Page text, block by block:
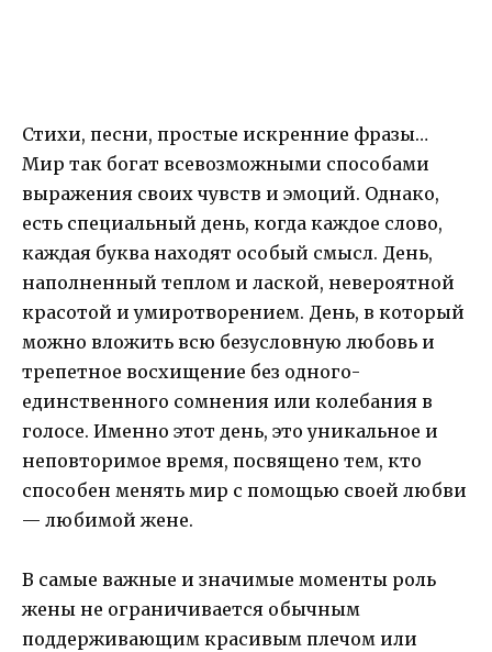
Стихи, песни, простые искренние фразы…
Мир так богат всевозможными способами
выражения своих чувств и эмоций. Однако,
есть специальный день, когда каждое слово,
каждая буква находят особый смысл. День,
наполненный теплом и лаской, невероятной
красотой и умиротворением. День, в который
можно вложить всю безусловную любовь и
трепетное восхищение без одного-
единственного сомнения или колебания в
голосе. Именно этот день, это уникальное и
неповторимое время, посвящено тем, кто
способен менять мир с помощью своей любви
— любимой жене.
В самые важные и значимые моменты роль
жены не ограничивается обычным
поддерживающим красивым плечом или